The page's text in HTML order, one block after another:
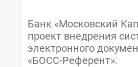
Банк «Московский
проект внедрения
электронного
«БОСС-Референт».